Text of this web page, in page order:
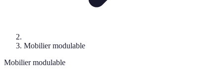
Mobilier modulable
Mobilier modulable